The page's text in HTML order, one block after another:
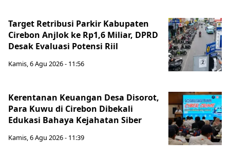
Target Retribusi Parkir Kabupaten
Cirebon Anjlok ke Rp1,6 Miliar, DPRD
Desak Evaluasi Potensi Riil
Kamis, 6 Agu 2026 - 11:56
Kerentanan Keuangan Desa Disorot,
Para Kuwu di Cirebon Dibekali
Edukasi Bahaya Kejahatan Siber
Kamis, 6 Agu 2026 - 11:39